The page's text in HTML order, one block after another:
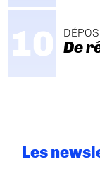
De
Les